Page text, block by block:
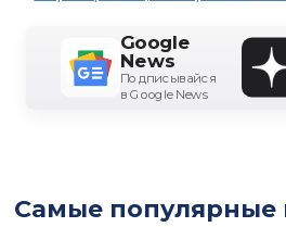
Google
News
Подписывайся
в Google News
Самые популярные